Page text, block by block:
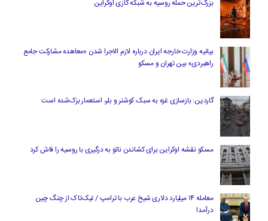
بزرگ‌ترین حمله روسیه به شبکه گازی اوکراین
بیانیه وزارت خارجه ایران درباره لازم‌ الاجرا شدن «معاهده مشارکت جامع
راهبردی» بین تهران و مسکو
گاردین: بازسازی غزه به سبک کوشنر و بلر، استعمار بزک‌شده است
مسکو نقشه اوکراین برای کشاندن ناتو به درگیری با روسیه را فاش کرد
معامله ۱۴ میلیارد دلاری شیخ عرب با ترامپ / تیک‌تاک از چنگ چین
درآمد!